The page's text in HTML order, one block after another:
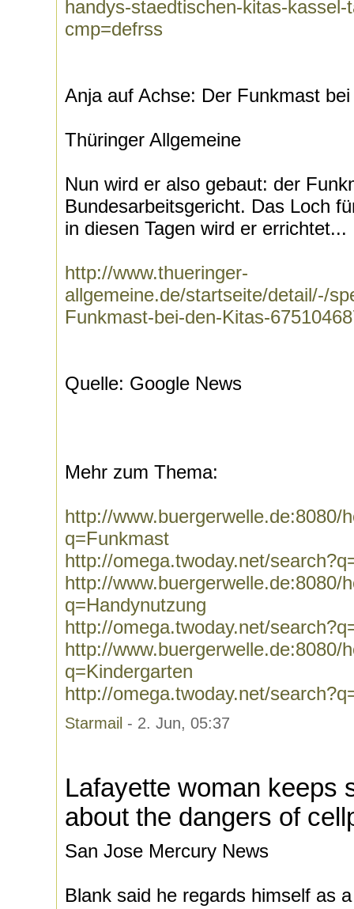
handys-staedtischen-kitas-
cmp=defrss
Anja auf Achse: Der Funkmast
Thüringer Allgemeine
Nun wird er also gebaut: der
Bundesarbeitsgericht. Das Loch
in diesen Tagen wird er errichtet...
http://www.thueringer-
allgemeine.de/startseite/detail/-/
Funkmast-bei-den-Kitas-
Quelle: Google News
Mehr zum Thema:
http://www.buergerwelle.de:8080/
q=Funkmast
http://omega.twoday.net/
http://www.buergerwelle.de:8080/
q=Handynutzung
http://omega.twoday.net/
http://www.buergerwelle.de:8080/
q=Kindergarten
http://omega.twoday.net/
Starmail - 2. Jun, 05:37
Lafayette woman keeps
about the dangers of
San Jose Mercury News
Blank said he regards himself as